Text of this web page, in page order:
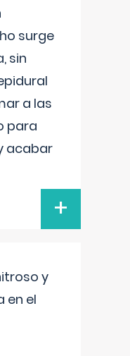
surge
sin
a las
para
acabar
+
y
en el